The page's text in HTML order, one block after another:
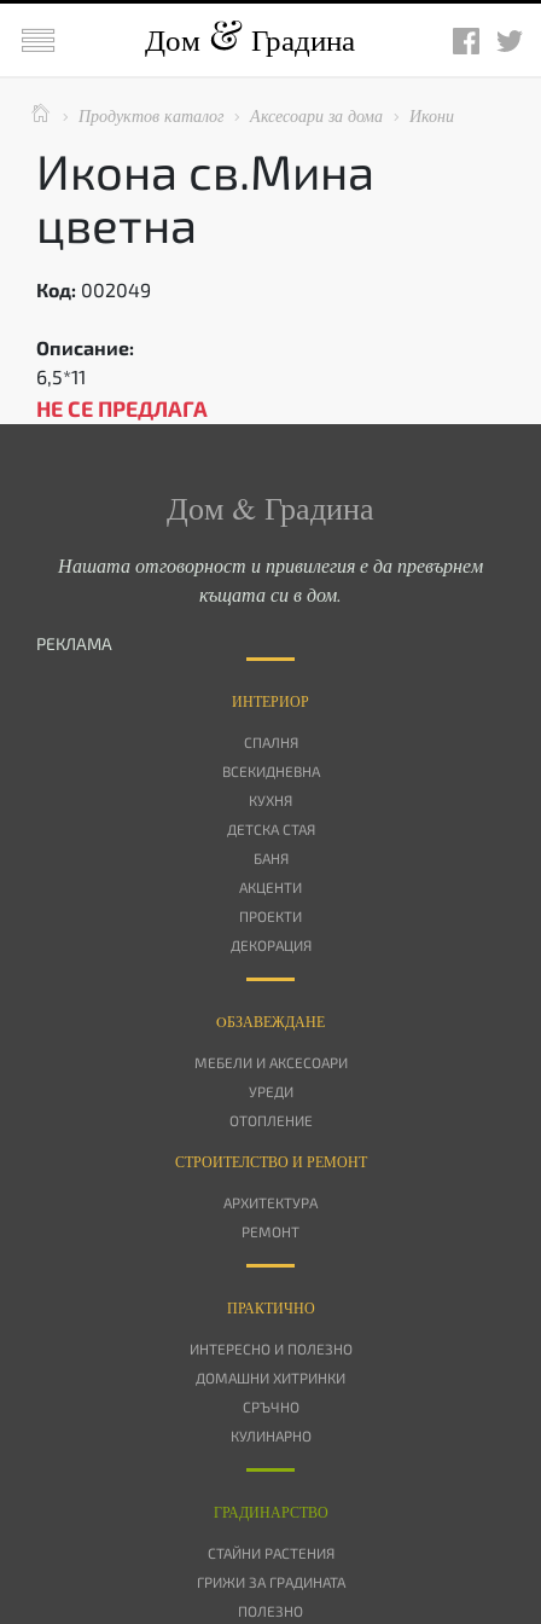
 Дом Градина
  Продуктов каталог  Аксесоари за дома  Икони
Икона св.Мина
цветна
Код: 002049
Описание:
6,5*11
НЕ СЕ ПРЕДЛАГА
Дом & Градина
Нашата отговорност и привилегия е да превърнем
къщата си в дом.
РЕКЛАМА
ИНТЕРИОР
СПАЛНЯ
ВСЕКИДНЕВНА
КУХНЯ
ДЕТСКА СТАЯ
БАНЯ
АКЦЕНТИ
ПРОЕКТИ
ДЕКОРАЦИЯ
OБЗАВЕЖДАНЕ
МЕБЕЛИ И АКСЕСОАРИ
УРЕДИ
ОТОПЛЕНИЕ
СТРОИТЕЛСТВО И РЕМОНТ
АРХИТЕКТУРА
РЕМОНТ
ПРАКТИЧНО
ИНТЕРЕСНО И ПОЛЕЗНО
ДОМАШНИ ХИТРИНКИ
СРЪЧНО
КУЛИНАРНО
ГРАДИНАРСТВО
СТАЙНИ РАСТЕНИЯ
ГРИЖИ ЗА ГРАДИНАТА
ПОЛЕЗНО